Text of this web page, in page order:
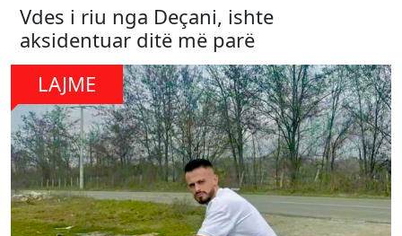
Vdes i riu nga Deçani, ishte
aksidentuar ditë më parë
LAJME